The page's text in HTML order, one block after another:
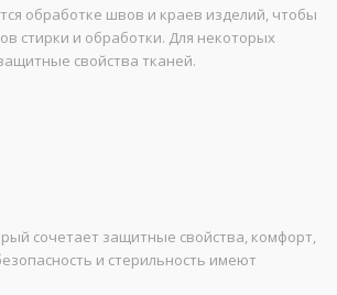
обработке швов и краев изделий, чтобы
стирки и обработки. Для некоторых
свойства тканей.
сочетает защитные свойства, комфорт,
и стерильность имеют